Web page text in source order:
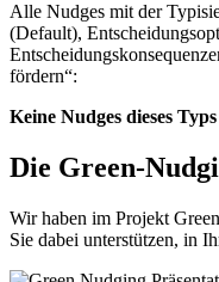
Alle Nudges mit der
(Default),
fördern“:
Keine Nudges dieses
Die Green-
Wir haben im Projekt
Sie dabei unterstützen, in